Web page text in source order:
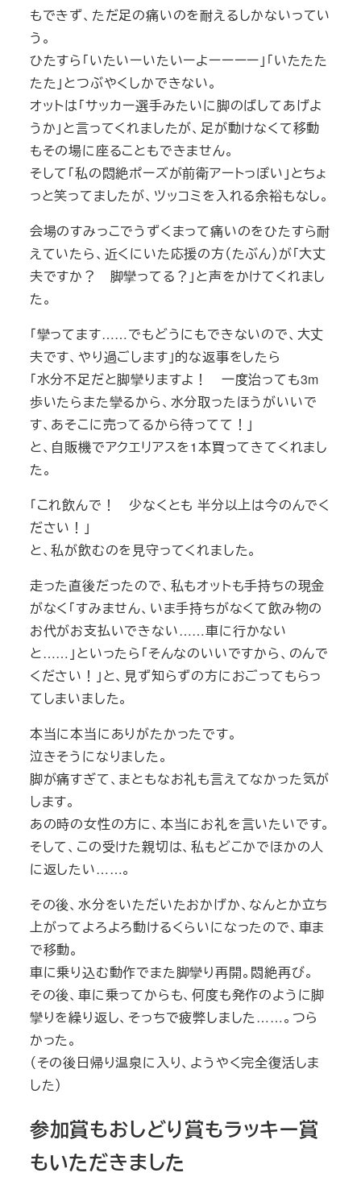
もできず、ただ足の痛いのを耐えるしかないってい
う。
ひたすら「いたいーいたいーよーーーー」「いたたた
たた」とつぶやくしかできない。
オットは「サッカー選手みたいに脚のばしてあげよ
うか」と言ってくれましたが、足が動けなくて移動
もその場に座ることもできません。
そして「私の悶絶ポーズが前衛アートっぽい」とちょ
っと笑ってましたが、ツッコミを入れる余裕もなし。
会場のすみっこでうずくまって痛いのをひたすら耐
えていたら、近くにいた応援の方（たぶん）が「大丈
夫ですか？ 脚攣ってる？」と声をかけてくれまし
た。
「攣ってます……でもどうにもできないので、大丈
夫です、やり過ごします」的な返事をしたら
「水分不足だと脚攣りますよ！ 一度治っても3m
歩いたらまた攣るから、水分取ったほうがいいで
す、あそこに売ってるから待ってて！」
と、自販機でアクエリアスを1本買ってきてくれまし
た。
「これ飲んで！ 少なくとも 半分以上は今のんでく
ださい！」
と、私が飲むのを見守ってくれました。
走った直後だったので、私もオットも手持ちの現金
がなく「すみません、いま手持ちがなくて飲み物の
お代がお支払いできない……車に行かない
と……」といったら「そんなのいいですから、のんで
ください！」と、見ず知らずの方におごってもらっ
てしまいました。
本当に本当にありがたかったです。
泣きそうになりました。
脚が痛すぎて、まともなお礼も言えてなかった気が
します。
あの時の女性の方に、本当にお礼を言いたいです。
そして、この受けた親切は、私もどこかでほかの人
に返したい……。
その後、水分をいただいたおかげか、なんとか立ち
上がってよろよろ動けるくらいになったので、車ま
で移動。
車に乗り込む動作でまた脚攣り再開。悶絶再び。
その後、車に乗ってからも、何度も発作のように脚
攣りを繰り返し、そっちで疲弊しました……。つら
かった。
（その後日帰り温泉に入り、ようやく完全復活しま
した）
参加賞もおしどり賞もラッキー賞
もいただきました